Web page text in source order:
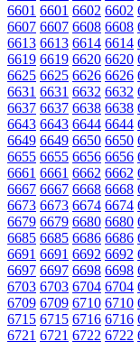
6601 6601 6602 6602
6607 6607 6608 6608
6613 6613 6614 6614
6619 6619 6620 6620
6625 6625 6626 6626
6631 6631 6632 6632
6637 6637 6638 6638
6643 6643 6644 6644
6649 6649 6650 6650
6655 6655 6656 6656
6661 6661 6662 6662
6667 6667 6668 6668
6673 6673 6674 6674
6679 6679 6680 6680
6685 6685 6686 6686
6691 6691 6692 6692
6697 6697 6698 6698
6703 6703 6704 6704
6709 6709 6710 6710
6715 6715 6716 6716
6721 6721 6722 6722